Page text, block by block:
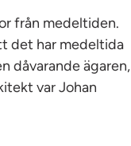
från medeltiden.
det har medeltida
dåvarande ägaren,
var Johan